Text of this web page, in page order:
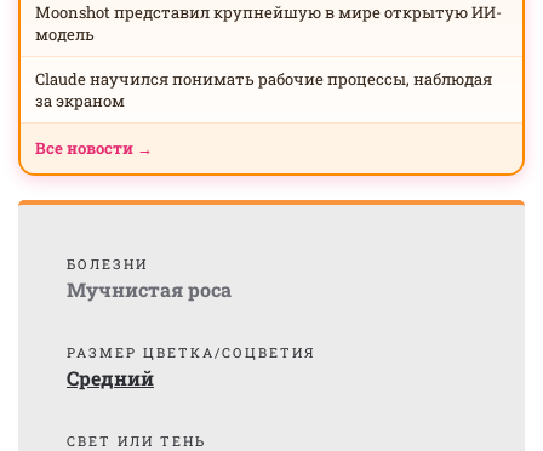
Moonshot представил крупнейшую в мире открытую ИИ-
модель
Claude научился понимать рабочие процессы, наблюдая
за экраном
Все новости →
БОЛЕЗНИ
Мучнистая роса
РАЗМЕР ЦВЕТКА/СОЦВЕТИЯ
Средний
СВЕТ ИЛИ ТЕНЬ